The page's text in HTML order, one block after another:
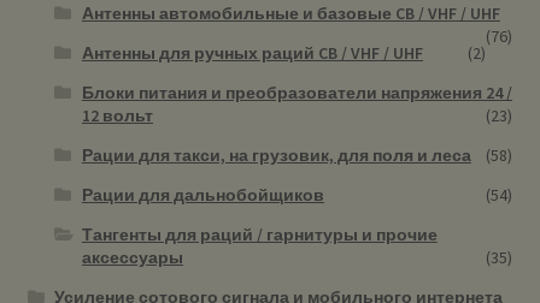
Антенны автомобильные и базовые CB / VHF / UHF
(76)
Антенны для ручных раций CB / VHF / UHF
(2)
Блоки питания и преобразователи напряжения 24 /
12 вольт
(23)
Рации для такси, на грузовик, для поля и леса
(58)
Рации для дальнобойщиков
(54)
Тангенты для раций / гарнитуры и прочие
аксессуары
(35)
Усиление сотового сигнала и мобильного интернета